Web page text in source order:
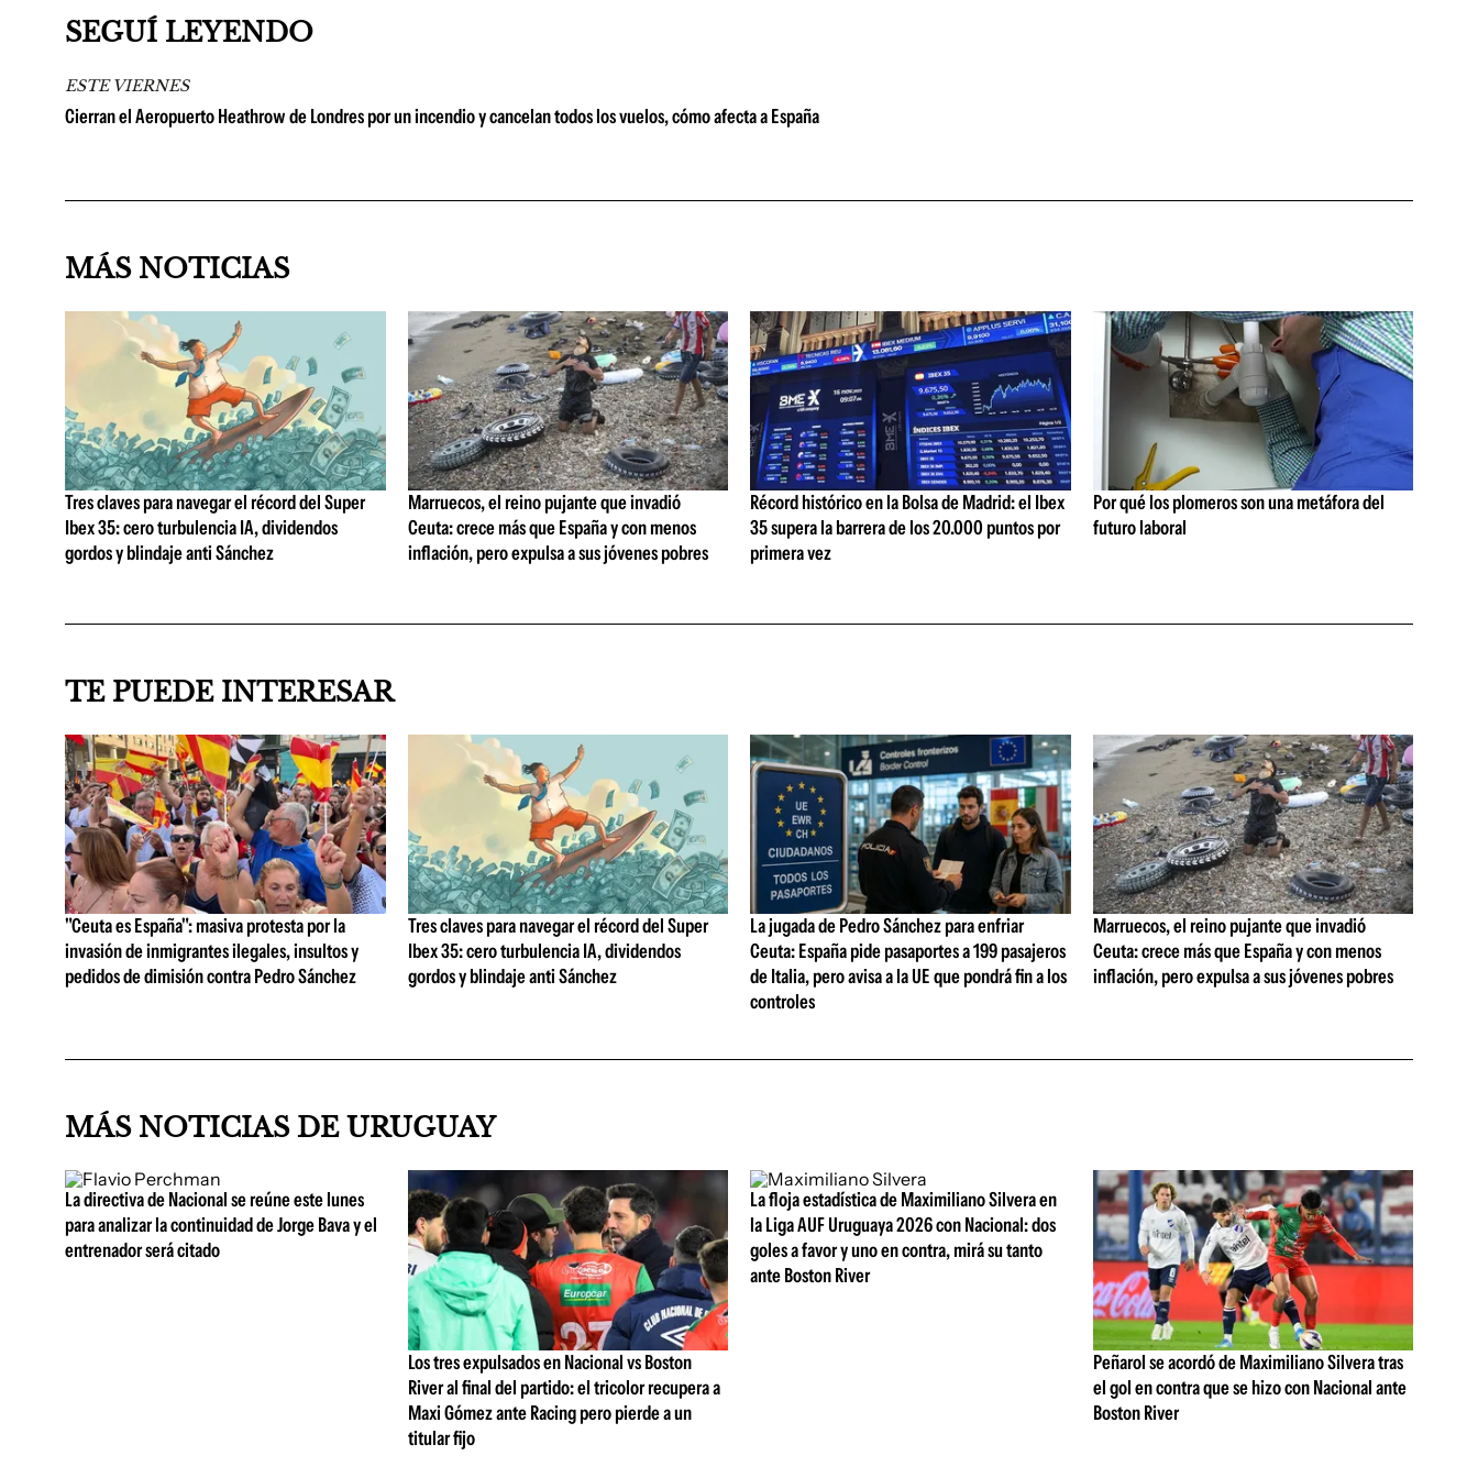
SEGUÍ LEYENDO
ESTE VIERNES
Cierran el Aeropuerto Heathrow de Londres por un incendio y cancelan todos los vuelos, cómo afecta a España
MÁS NOTICIAS
Tres claves para navegar el récord del Super
Ibex 35: cero turbulencia IA, dividendos
gordos y blindaje anti Sánchez
Marruecos, el reino pujante que invadió
Ceuta: crece más que España y con menos
inflación, pero expulsa a sus jóvenes pobres
Récord histórico en la Bolsa de Madrid: el Ibex
35 supera la barrera de los 20.000 puntos por
primera vez
Por qué los plomeros son una metáfora del
futuro laboral
TE PUEDE INTERESAR
"Ceuta es España": masiva protesta por la
invasión de inmigrantes ilegales, insultos y
pedidos de dimisión contra Pedro Sánchez
Tres claves para navegar el récord del Super
Ibex 35: cero turbulencia IA, dividendos
gordos y blindaje anti Sánchez
La jugada de Pedro Sánchez para enfriar
Ceuta: España pide pasaportes a 199 pasajeros
de Italia, pero avisa a la UE que pondrá fin a los
controles
Marruecos, el reino pujante que invadió
Ceuta: crece más que España y con menos
inflación, pero expulsa a sus jóvenes pobres
MÁS NOTICIAS DE URUGUAY
La directiva de Nacional se reúne este lunes
para analizar la continuidad de Jorge Bava y el
entrenador será citado
Los tres expulsados en Nacional vs Boston
River al final del partido: el tricolor recupera a
Maxi Gómez ante Racing pero pierde a un
titular fijo
La floja estadística de Maximiliano Silvera en
la Liga AUF Uruguaya 2026 con Nacional: dos
goles a favor y uno en contra, mirá su tanto
ante Boston River
Peñarol se acordó de Maximiliano Silvera tras
el gol en contra que se hizo con Nacional ante
Boston River